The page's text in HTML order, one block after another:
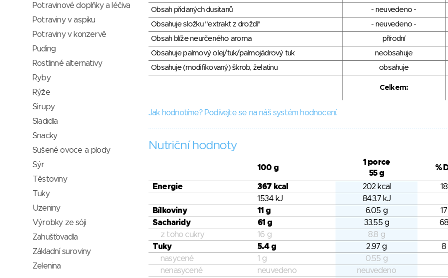
Obsah přidaných dusitanů
- neuvedeno -
Obsahuje složku "extrakt z droždí"
- neuvedeno -
Obsah blíže neurčeného aroma
přírodní
Obsahuje palmový olej/tuk/palmojádrový tuk
neobsahuje
Obsahuje (modifikovaný) škrob, želatinu
obsahuje
Celkem:
Jak hodnotíme? Podívejte se na náš systém hodnocení.
Nutriční hodnoty
100 g
1 porce
55 g
%
Energie 367 kcal 202 kcal
1534 kJ
843.7 kJ
Bílkoviny
11 g 6.05 g
Sacharidy
61 g 33.55 g
z toho cukry
16 g
8.8 g
Tuky
5.4 g 2.97 g
8
nasycené
1 g
0.55 g
nenasycené
neuvedeno
neuvedeno
Potravinové doplňky a léčiva
Potraviny v aspiku
Potraviny v konzervě
Puding
Rostlinné alternativy
Ryby
Rýže
Sirupy
Sladidla
Snacky
Sušené ovoce a plody
Sýr
Těstoviny
Tuky
Uzeniny
Výrobky ze sóji
Zahušťovadla
Základní suroviny
Zelenina